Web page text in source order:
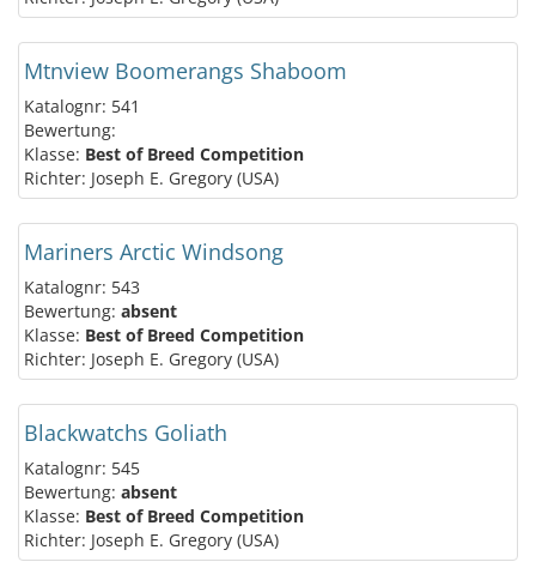
Mtnview Boomerangs Shaboom
Katalognr: 541
Bewertung:
Klasse: Best of Breed Competition
Richter: Joseph E. Gregory (USA)
Mariners Arctic Windsong
Katalognr: 543
Bewertung: absent
Klasse: Best of Breed Competition
Richter: Joseph E. Gregory (USA)
Blackwatchs Goliath
Katalognr: 545
Bewertung: absent
Klasse: Best of Breed Competition
Richter: Joseph E. Gregory (USA)